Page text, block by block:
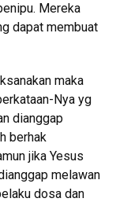
Mereka
dapat membuat
maka
Nya yg
dianggap
berhak
jika Yesus
melawan
dosa dan